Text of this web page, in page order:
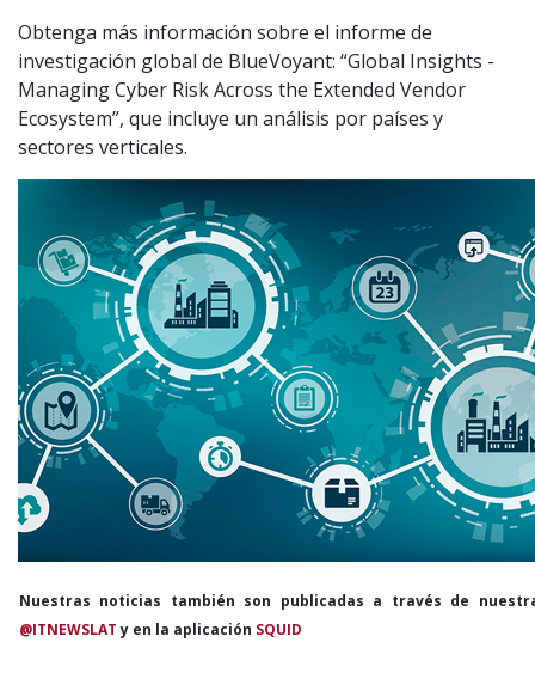
Obtenga más información sobre el informe de
investigación global de BlueVoyant: “Global Insights -
Managing Cyber Risk Across the Extended Vendor
Ecosystem”, que incluye un análisis por países y
sectores verticales.
Nuestras noticias también son publicadas a través de
@ITNEWSLATy en la aplicación SQUID